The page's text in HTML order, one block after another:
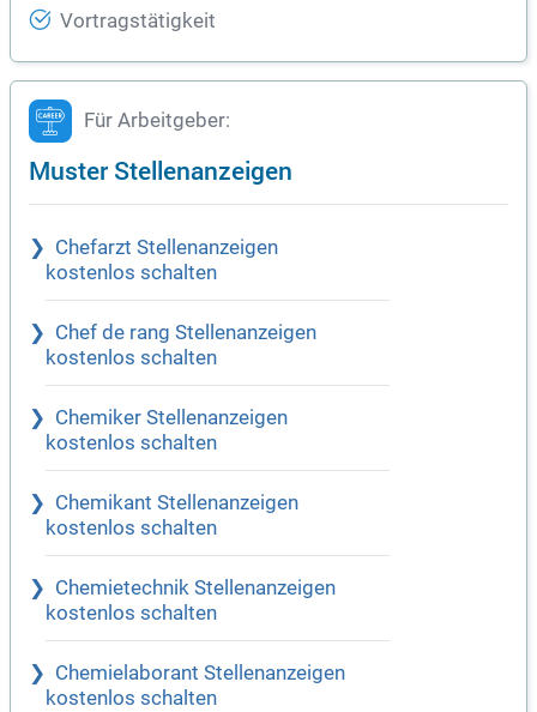
Vortragstätigkeit
Für Arbeitgeber:
Muster Stellenanzeigen
Chefarzt Stellenanzeigen
kostenlos schalten
Chef de rang Stellenanzeigen
kostenlos schalten
Chemiker Stellenanzeigen
kostenlos schalten
Chemikant Stellenanzeigen
kostenlos schalten
Chemietechnik Stellenanzeigen
kostenlos schalten
Chemielaborant Stellenanzeigen
kostenlos schalten